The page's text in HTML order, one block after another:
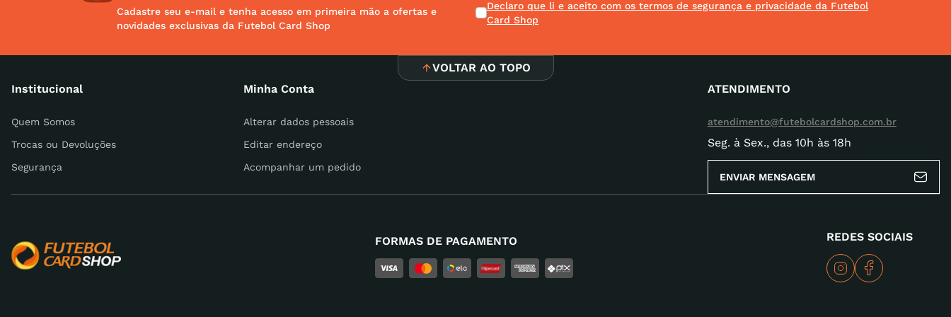
Escreva uma avaliação
Cadastre seu e-mail e tenha acesso em primeira mão a ofertas e
novidades exclusivas da Futebol Card Shop
Declaro que li e aceito com os termos de segurança e privacidade da Futebol
Card Shop
VOLTAR AO TOPO
Institucional
Quem Somos
Trocas ou Devoluções
Segurança
Minha Conta
Alterar dados pessoais
Editar endereço
Acompanhar um pedido
ATENDIMENTO
atendimento@futebolcardshop.com.br
Seg. à Sex., das 10h às 18h
ENVIAR MENSAGEM
FORMAS DE PAGAMENTO REDES SOCIAIS